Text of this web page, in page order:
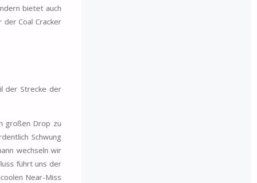
bietet auch
Coal Cracker
der Strecke der
großen Drop zu
Schwung
wechseln wir
führt uns der
Near-Miss